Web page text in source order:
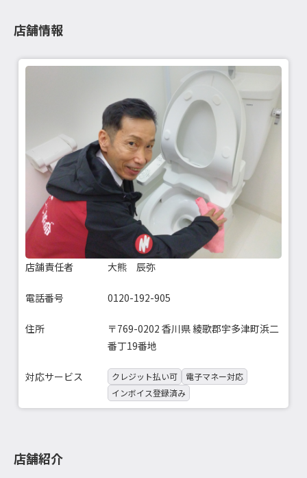
店舗情報
店舗責任者 大熊 辰弥
電話番号 0120-192-905
住所
〒769-0202 香川県 綾歌郡宇多津町浜二
番丁19番地
対応サービス クレジット払い可
電子マネー対応
インボイス登録済み
店舗紹介